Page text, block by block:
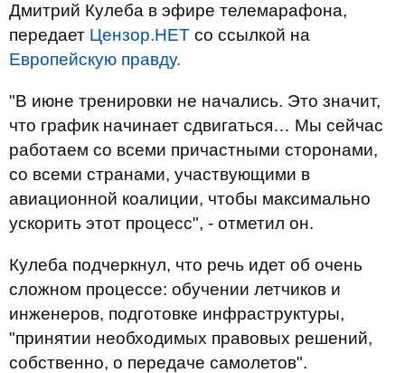
Дмитрий Кулеба в эфире телемарафона,
передает Цензор.НЕТ со ссылкой на
Европейскую правду.
"В июне тренировки не начались. Это значит,
что график начинает сдвигаться… Мы сейчас
работаем со всеми причастными сторонами,
со всеми странами, участвующими в
авиационной коалиции, чтобы максимально
ускорить этот процесс", - отметил он.
Кулеба подчеркнул, что речь идет об очень
сложном процессе: обучении летчиков и
инженеров, подготовке инфраструктуры,
"принятии необходимых правовых решений,
собственно, о передаче самолетов".